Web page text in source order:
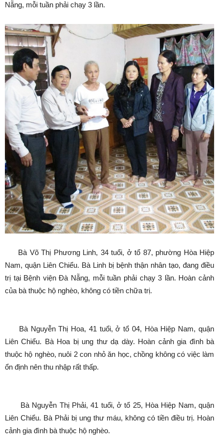
Nẵng, mỗi tuần phải chạy 3 lần.
Bà Võ Thị Phương Linh, 34 tuổi, ở tổ 87, phường Hòa Hiệp
Nam, quận Liên Chiểu. Bà Linh bị bệnh thận nhân tạo, đang điều
trị tại Bệnh viện Đà Nẵng, mỗi tuần phải chạy 3 lần. Hoàn cảnh
của bà thuộc hộ nghèo, không có tiền chữa trị.
Bà Nguyễn Thị Hoa, 41 tuổi, ở tổ 04, Hòa Hiệp Nam, quận
Liên Chiểu. Bà Hoa bị ung thư dạ dày. Hoàn cảnh gia đình bà
thuộc hộ nghèo, nuôi 2 con nhỏ ăn học, chồng không có việc làm
ổn định nên thu nhập rất thấp.
Bà Nguyễn Thị Phải, 41 tuổi, ở tổ 25, Hòa Hiệp Nam, quận
Liên Chiểu. Bà Phải bị ung thư máu, không có tiền điều trị. Hoàn
cảnh gia đình bà thuộc hộ nghèo.